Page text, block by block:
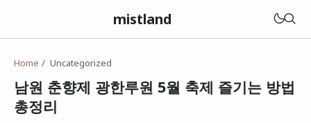
mistland
Home Uncategorized
남원 춘향제 광한루원 5월 축제 즐기는 방법
총정리